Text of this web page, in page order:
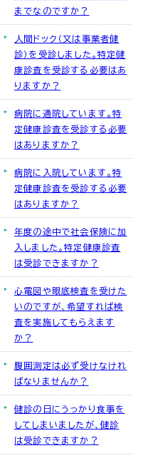
までなのですか？
人間ドック（又は事業者健
診）を受診しました。特定健
康診査を受診する必要はあ
りますか？
病院に通院しています。特
定健康診査を受診する必要
はありますか？
病院に入院しています。特
定健康診査を受診する必要
はありますか？
年度の途中で社会保険に加
入しました。特定健康診査
は受診できますか？
心電図や眼底検査を受けた
いのですが、希望すれば検
査を実施してもらえます
か？
腹囲測定は必ず受けなけれ
ばなりませんか？
健診の日にうっかり食事を
してしまいましたが、健診
は受診できますか？